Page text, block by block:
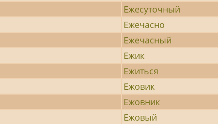
Ежесуточный
Ежечасно
Ежечасный
Ежик
Ежиться
Ежовик
Ежовник
Ежовый